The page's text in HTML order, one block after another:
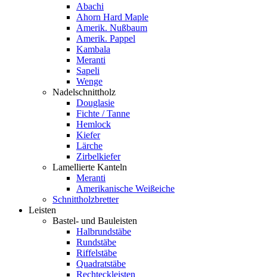
Abachi
Ahorn Hard Maple
Amerik. Nußbaum
Amerik. Pappel
Kambala
Meranti
Sapeli
Wenge
Nadelschnittholz
Douglasie
Fichte / Tanne
Hemlock
Kiefer
Lärche
Zirbelkiefer
Lamellierte Kanteln
Meranti
Amerikanische Weißeiche
Schnittholzbretter
Leisten
Bastel- und Bauleisten
Halbrundstäbe
Rundstäbe
Riffelstäbe
Quadratstäbe
Rechteckleisten